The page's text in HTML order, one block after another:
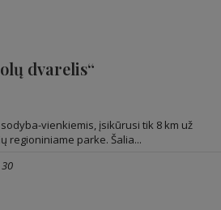
dvarelis“
sodyba-vienkiemis, įsikūrusi tik 8 km už
regioniniame parke. Šalia...